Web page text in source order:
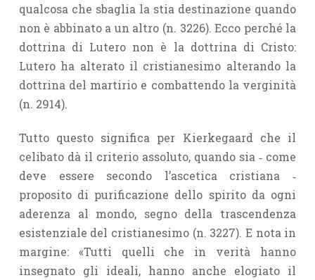
qualcosa che sbaglia la stia destinazione quando
non è abbinato a un altro (n. 3226). Ecco perché la
dottrina di Lutero non è la dottrina di Cristo:
Lutero ha alterato il cristianesimo alterando la
dottrina del martirio e combattendo la verginità
(n. 2914).
Tutto questo significa per Kierkegaard che il
celibato dà il criterio assoluto, quando sia ‑ come
deve essere secondo l’ascetica cristiana ‑
proposito di purificazione dello spirito da ogni
aderenza al mondo, segno della trascendenza
esistenziale del cristianesimo (n. 3227). E nota in
margine: «Tutti quelli che in verità hanno
insegnato gli ideali, hanno anche elogiato il